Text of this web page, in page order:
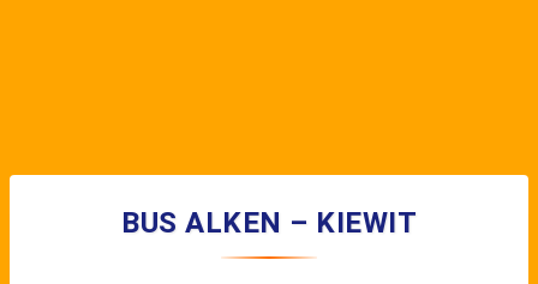
BUS ALKEN – KIEWIT